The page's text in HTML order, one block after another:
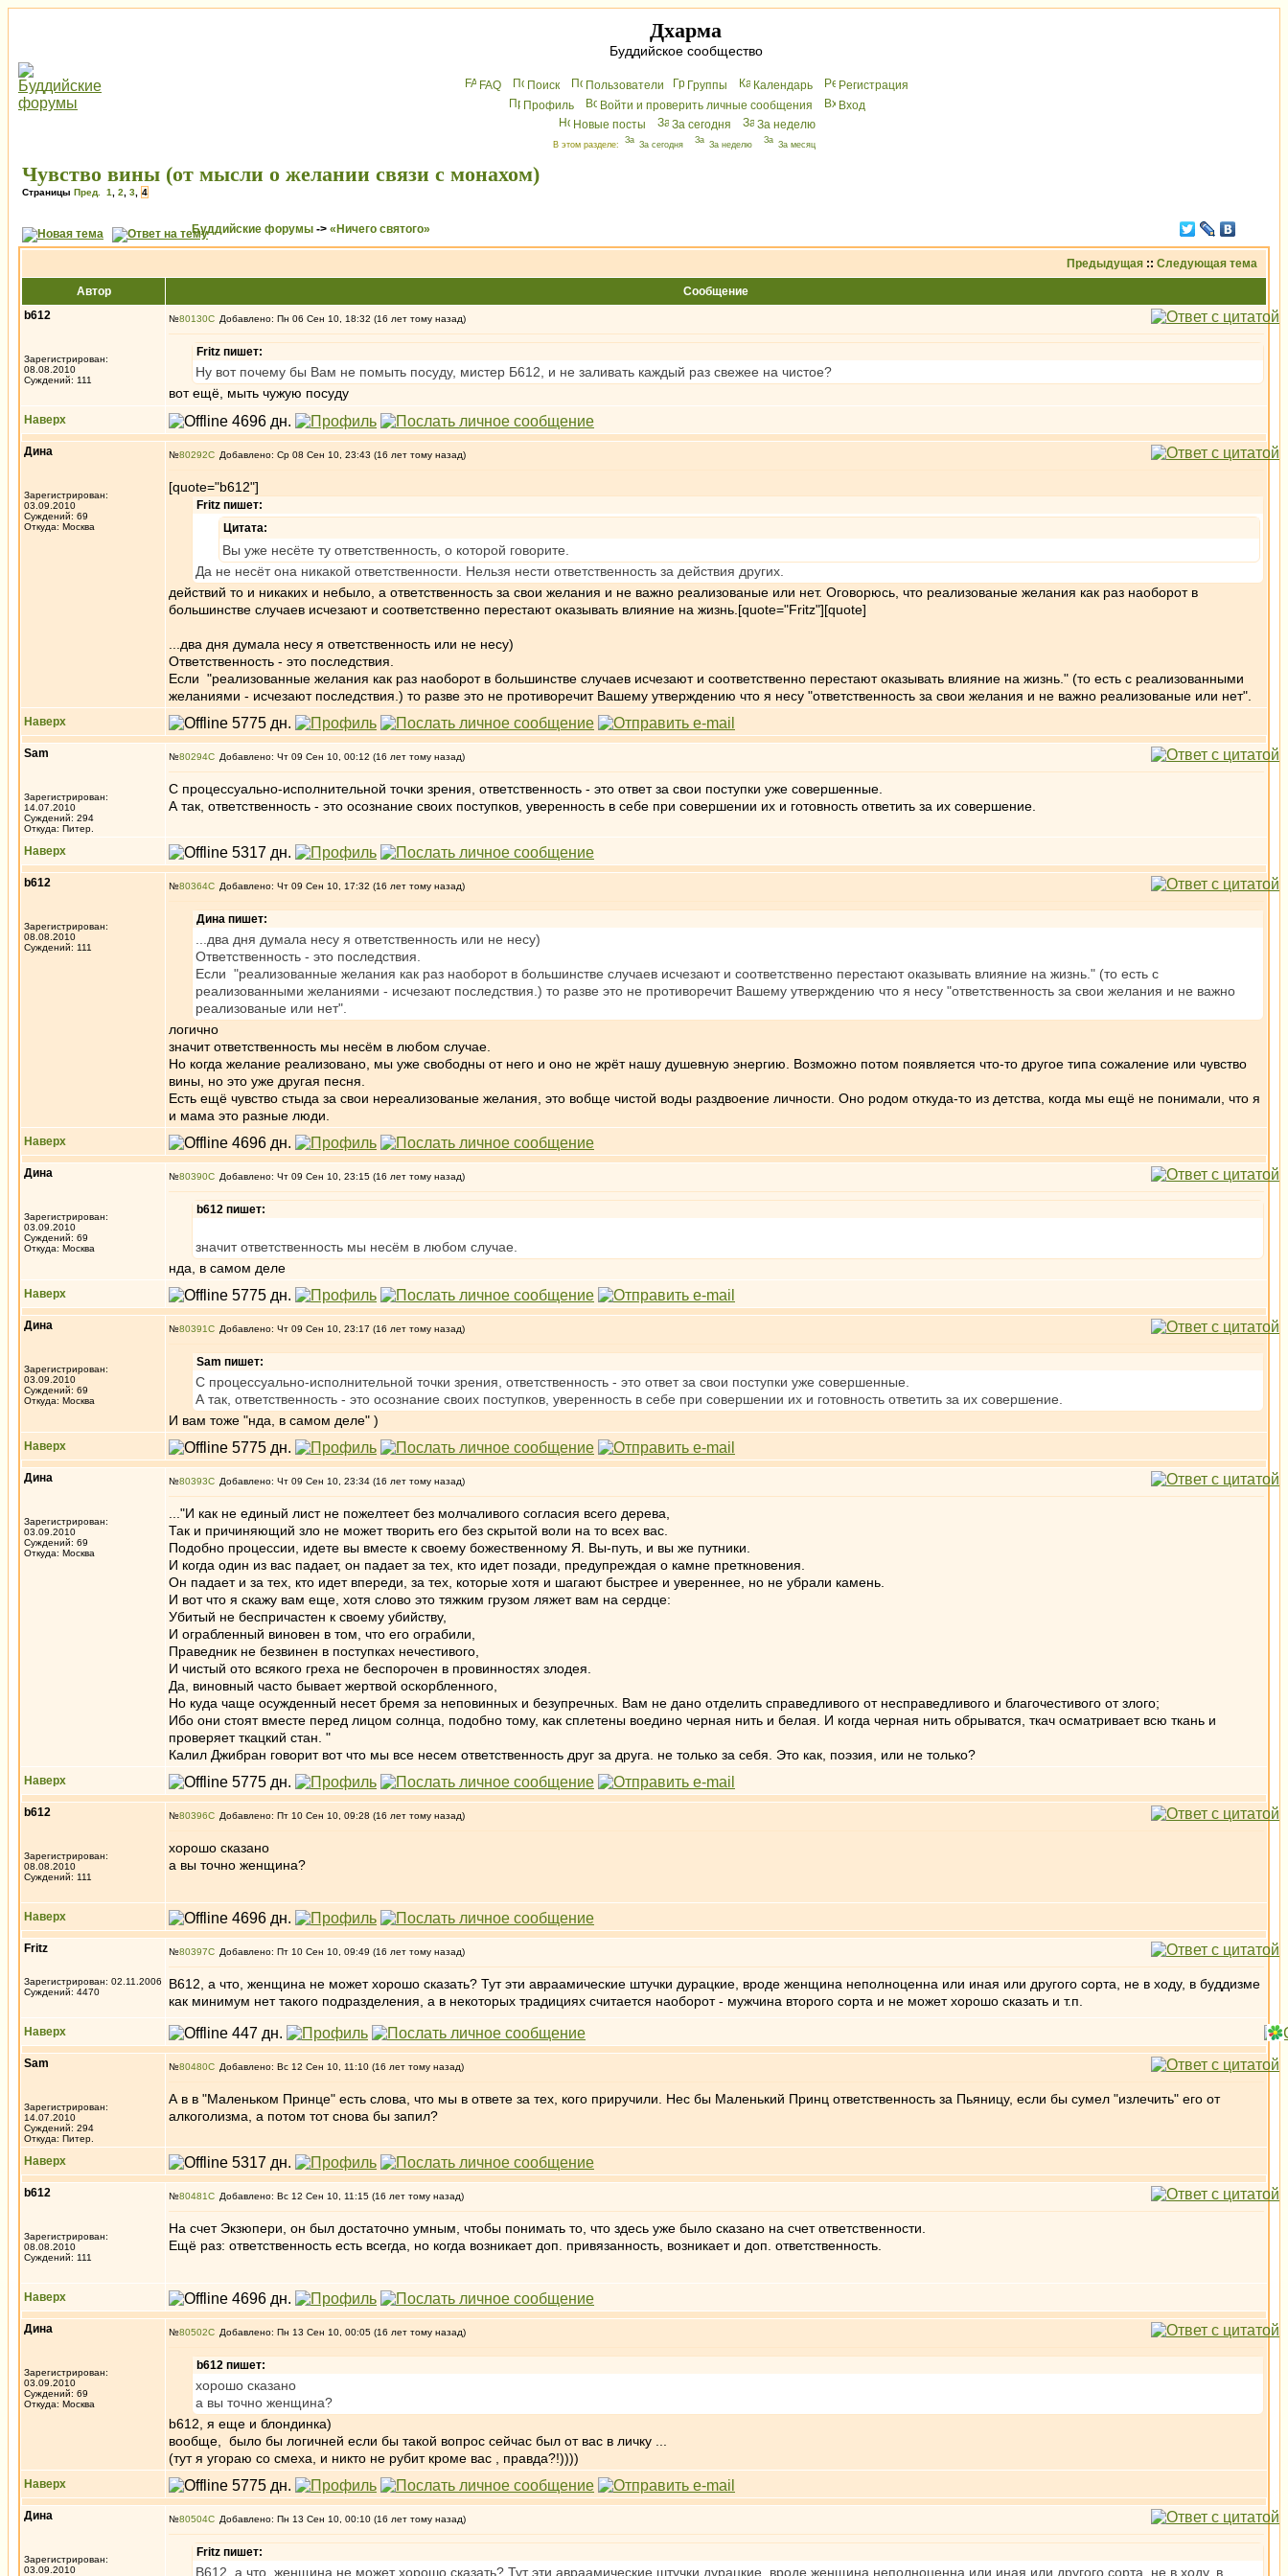
Дхарма
Буддийское сообщество
FAQ Поиск Пользователи Группы Календарь
Peгиcтрaция
Профиль
Войти и проверить личные сообщения
Вхoд
Новые посты
За сегодня За неделю
В этом разделе: За сегодня За неделю За месяц
Чувство вины (от мысли о желании связи с монахом)
Страницы Пред. 1 2 3 4
Буддийские форумы -> «Ничего святого»
Предыдущая :: Следующая тема
Автор
Сообщение
b612
Зарегистрирован:
08.08.2010
Суждений: 111
№80130 Добавлено: Пн 06 Сен 10, 18:32 (16 лет тому назад)
Fritz пишет:
Ну вот почему бы Вам не помыть посуду, мистер Б612, и не заливать каждый раз свежее на чистое?
вот ещё, мыть чужую посуду
Наверх
Дина
Зарегистрирован:
03.09.2010
Суждений: 69
Откуда: Москва
№80292 Добавлено: Ср 08 Сен 10, 23:43 (16 лет тому назад)
[quote="b612"]
Fritz пишет:
Цитата:
Вы уже несёте ту ответственность, о которой говорите.
Да не несёт она никакой ответственности. Нельзя нести ответственность за действия других.
действий то и никаких и небыло, а ответственность за свои желания и не важно реализованые или нет. Оговорюсь, что реализованые желания как раз наоборот в
большинстве случаев исчезают и соответственно перестают оказывать влияние на жизнь.[quote="Fritz"][quote]
...два дня думала несу я ответственность или не несу)
Ответственность - это последствия.
Если "реализованные желания как раз наоборот в большинстве случаев исчезают и соответственно перестают оказывать влияние на жизнь." (то есть с реализованными
желаниями - исчезают последствия.) то разве это не противоречит Вашему утверждению что я несу "ответственность за свои желания и не важно реализованые или нет".
Наверх
Sam
Зарегистрирован:
14.07.2010
Суждений: 294
Откуда: Питер.
№80294 Добавлено: Чт 09 Сен 10, 00:12 (16 лет тому назад)
С процессуально-исполнительной точки зрения, ответственность - это ответ за свои поступки уже совершенные.
А так, ответственность - это осознание своих поступков, уверенность в себе при совершении их и готовность ответить за их совершение.
Наверх
b612
Зарегистрирован:
08.08.2010
Суждений: 111
№80364 Добавлено: Чт 09 Сен 10, 17:32 (16 лет тому назад)
Дина пишет:
...два дня думала несу я ответственность или не несу)
Ответственность - это последствия.
Если "реализованные желания как раз наоборот в большинстве случаев исчезают и соответственно перестают оказывать влияние на жизнь." (то есть с
реализованными желаниями - исчезают последствия.) то разве это не противоречит Вашему утверждению что я несу "ответственность за свои желания и не важно
реализованые или нет".
логично
значит ответственность мы несём в любом случае.
Но когда желание реализовано, мы уже свободны от него и оно не жрёт нашу душевную энергию. Возможно потом появляется что-то другое типа сожаление или чувство
вины, но это уже другая песня.
Есть ещё чувство стыда за свои нереализованые желания, это вобще чистой воды раздвоение личности. Оно родом откуда-то из детства, когда мы ещё не понимали, что я
и мама это разные люди.
Наверх
Дина
Зарегистрирован:
03.09.2010
Суждений: 69
Откуда: Москва
№80390 Добавлено: Чт 09 Сен 10, 23:15 (16 лет тому назад)
b612 пишет:
значит ответственность мы несём в любом случае.
нда, в самом деле
Наверх
Дина
Зарегистрирован:
03.09.2010
Суждений: 69
Откуда: Москва
№80391 Добавлено: Чт 09 Сен 10, 23:17 (16 лет тому назад)
Sam пишет:
С процессуально-исполнительной точки зрения, ответственность - это ответ за свои поступки уже совершенные.
А так, ответственность - это осознание своих поступков, уверенность в себе при совершении их и готовность ответить за их совершение.
И вам тоже "нда, в самом деле" )
Наверх
Дина
Зарегистрирован:
03.09.2010
Суждений: 69
Откуда: Москва
№80393 Добавлено: Чт 09 Сен 10, 23:34 (16 лет тому назад)
..."И как не единый лист не пожелтеет без молчаливого согласия всего дерева,
Так и причиняющий зло не может творить его без скрытой воли на то всех вас.
Подобно процессии, идете вы вместе к своему божественному Я. Вы-путь, и вы же путники.
И когда один из вас падает, он падает за тех, кто идет позади, предупреждая о камне преткновения.
Он падает и за тех, кто идет впереди, за тех, которые хотя и шагают быстрее и увереннее, но не убрали камень.
И вот что я скажу вам еще, хотя слово это тяжким грузом ляжет вам на сердце:
Убитый не беспричастен к своему убийству,
И ограбленный виновен в том, что его ограбили,
Праведник не безвинен в поступках нечестивого,
И чистый ото всякого греха не беспорочен в провинностях злодея.
Да, виновный часто бывает жертвой оскорбленного,
Но куда чаще осужденный несет бремя за неповинных и безупречных. Вам не дано отделить справедливого от несправедливого и благочестивого от злого;
Ибо они стоят вместе перед лицом солнца, подобно тому, как сплетены воедино черная нить и белая. И когда черная нить обрыватся, ткач осматривает всю ткань и
проверяет ткацкий стан. "
Калил Джибран говорит вот что мы все несем ответственность друг за друга. не только за себя. Это как, поэзия, или не только?
Наверх
b612
Зарегистрирован:
08.08.2010
Суждений: 111
№80396 Добавлено: Пт 10 Сен 10, 09:28 (16 лет тому назад)
хорошо сказано
а вы точно женщина?
Наверх
Fritz
Зарегистрирован: 02.11.2006
Суждений: 4470
№80397 Добавлено: Пт 10 Сен 10, 09:49 (16 лет тому назад)
В612, а что, женщина не может хорошо сказать? Тут эти авраамические штучки дурацкие, вроде женщина неполноценна или иная или другого сорта, не в ходу, в буддизме
как минимум нет такого подразделения, а в некоторых традициях считается наоборот - мужчина второго сорта и не может хорошо сказать и т.п.
Наверх
Sam
Зарегистрирован:
14.07.2010
Суждений: 294
Откуда: Питер.
№80480 Добавлено: Вс 12 Сен 10, 11:10 (16 лет тому назад)
А в в "Маленьком Принце" есть слова, что мы в ответе за тех, кого приручили. Нес бы Маленький Принц ответственность за Пьяницу, если бы сумел "излечить" его от
алкоголизма, а потом тот снова бы запил?
Наверх
b612
Зарегистрирован:
08.08.2010
Суждений: 111
№80481 Добавлено: Вс 12 Сен 10, 11:15 (16 лет тому назад)
На счет Экзюпери, он был достаточно умным, чтобы понимать то, что здесь уже было сказано на счет ответственности.
Ещё раз: ответственность есть всегда, но когда возникает доп. привязанность, возникает и доп. ответственность.
Наверх
Дина
Зарегистрирован:
03.09.2010
Суждений: 69
Откуда: Москва
№80502 Добавлено: Пн 13 Сен 10, 00:05 (16 лет тому назад)
b612 пишет:
хорошо сказано
а вы точно женщина?
b612, я еще и блондинка)
вообще, было бы логичней если бы такой вопрос сейчас был от вас в личку ...
(тут я угораю со смеха, и никто не рубит кроме вас , правда?!))))
Наверх
Дина
Зарегистрирован:
03.09.2010
№80504 Добавлено: Пн 13 Сен 10, 00:10 (16 лет тому назад)
Fritz пишет:
В612, а что, женщина не может хорошо сказать? Тут эти авраамические штучки дурацкие, вроде женщина неполноценна или иная или другого сорта, не в ходу, в